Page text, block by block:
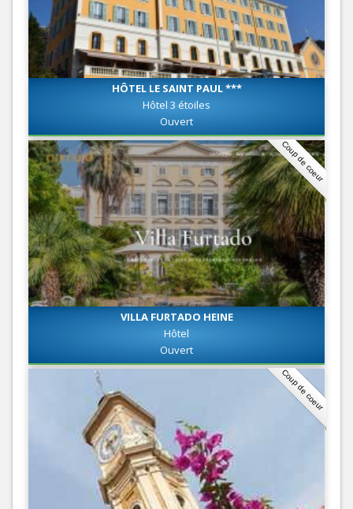
HÔTEL LE SAINT PAUL ***
Hôtel 3 étoiles
Ouvert
Coup de coeur
VILLA FURTADO HEINE
Hôtel
Ouvert
Coup de coeur